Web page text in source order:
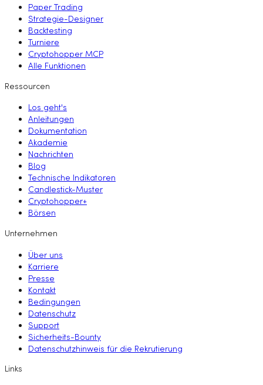
Paper Trading
Strategie-Designer
Backtesting
Turniere
Cryptohopper MCP
Alle Funktionen
Ressourcen
Los geht's
Anleitungen
Dokumentation
Akademie
Nachrichten
Blog
Technische Indikatoren
Candlestick-Muster
Cryptohopper+
Börsen
Unternehmen
Über uns
Karriere
Presse
Kontakt
Bedingungen
Datenschutz
Support
Sicherheits-Bounty
Datenschutzhinweis für die Rekrutierung
Links